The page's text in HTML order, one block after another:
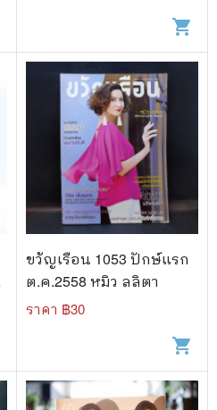
shopping_cart
ขวัญเรือน 1053 ปักษ์แรก
ต.ค.2558 หมิว ลลิตา
ราคา ฿30
shopping_cart